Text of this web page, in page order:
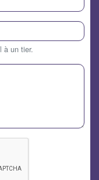
à un tier.